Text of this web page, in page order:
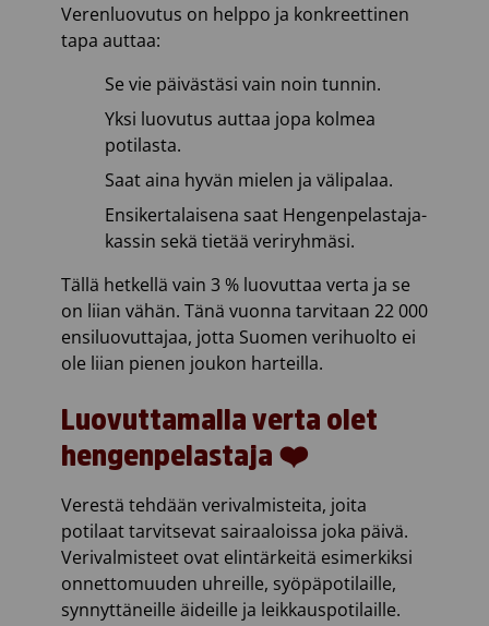
Verenluovutus on helppo ja konkreettinen
tapa auttaa:
Se vie päivästäsi vain noin tunnin.
Yksi luovutus auttaa jopa kolmea
potilasta.
Saat aina hyvän mielen ja välipalaa.
Ensikertalaisena saat Hengenpelastaja-
kassin sekä tietää veriryhmäsi.
Tällä hetkellä vain 3 % luovuttaa verta ja se
on liian vähän. Tänä vuonna tarvitaan 22 000
ensiluovuttajaa, jotta Suomen verihuolto ei
ole liian pienen joukon harteilla.
Luovuttamalla verta olet
hengenpelastaja ❤️
Verestä tehdään verivalmisteita, joita
potilaat tarvitsevat sairaaloissa joka päivä.
Verivalmisteet ovat elintärkeitä esimerkiksi
onnettomuuden uhreille, syöpäpotilaille,
synnyttäneille äideille ja leikkauspotilaille.